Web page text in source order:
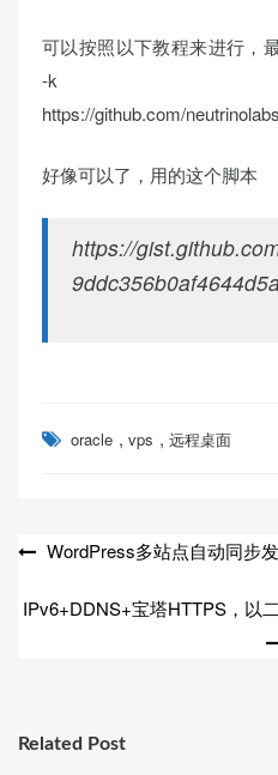
可以按照以下教程来进行，
-k
https://github.com/
好像可以了，用的这个脚本
https://
oracle , vps , 远程桌面
文 WordPress多站点自动同步
IPv6+DDNS+宝塔HTTPS，以
Related Post